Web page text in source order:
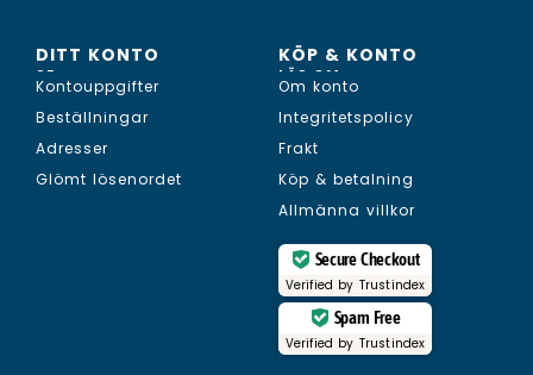
DITT KONTO
SE...
Kontouppgifter
Beställningar
Adresser
Glömt lösenordet
KÖP & KONTO
LÄS OM...
Om konto
Integritetspolicy
Frakt
Köp & betalning
Allmänna villkor
Secure Checkout
Verified by Trustindex
Spam Free
Verified by Trustindex